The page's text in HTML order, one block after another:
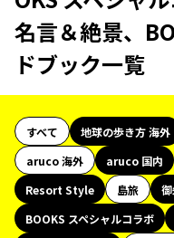
名言＆絶景、
ドブック一覧
すべて 地球の歩き方 海外
aruco 海外
aruco 国内
Resort Style
島旅
BOOKS スペシャルコラボ